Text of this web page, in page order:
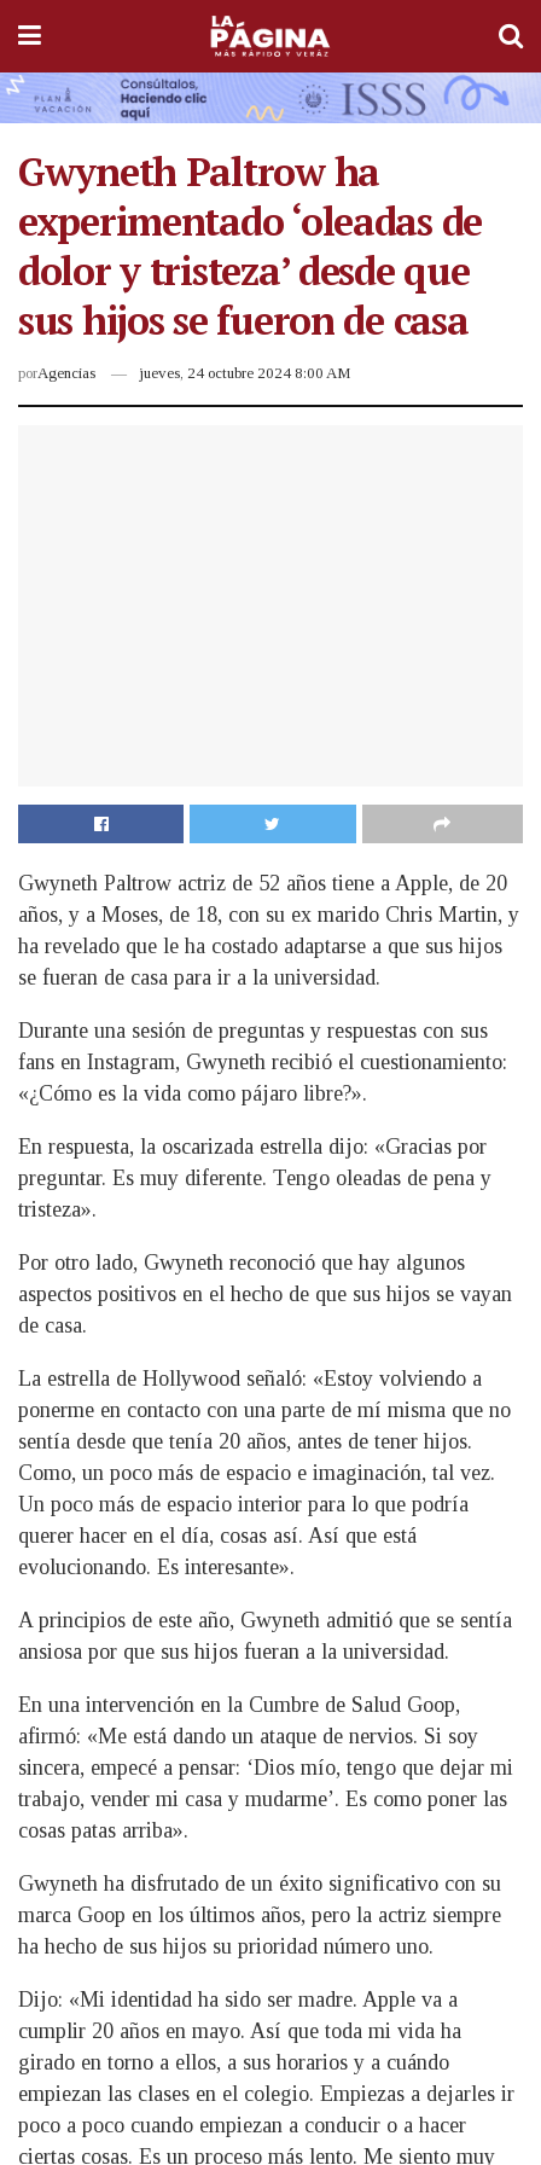
Gwyneth Paltrow ha
experimentado ‘oleadas de
dolor y tristeza’ desde que
sus hijos se fueron de casa
porAgencias jueves, 24 octubre 2024 8:00 AM
Gwyneth Paltrow actriz de 52 años tiene a Apple, de 20
años, y a Moses, de 18, con su ex marido Chris Martin, y
ha revelado que le ha costado adaptarse a que sus hijos
se fueran de casa para ir a la universidad.
Durante una sesión de preguntas y respuestas con sus
fans en Instagram, Gwyneth recibió el cuestionamiento:
«¿Cómo es la vida como pájaro libre?».
En respuesta, la oscarizada estrella dijo: «Gracias por
preguntar. Es muy diferente. Tengo oleadas de pena y
tristeza».
Por otro lado, Gwyneth reconoció que hay algunos
aspectos positivos en el hecho de que sus hijos se vayan
de casa.
La estrella de Hollywood señaló: «Estoy volviendo a
ponerme en contacto con una parte de mí misma que no
sentía desde que tenía 20 años, antes de tener hijos.
Como, un poco más de espacio e imaginación, tal vez.
Un poco más de espacio interior para lo que podría
querer hacer en el día, cosas así. Así que está
evolucionando. Es interesante».
A principios de este año, Gwyneth admitió que se sentía
ansiosa por que sus hijos fueran a la universidad.
En una intervención en la Cumbre de Salud Goop,
afirmó: «Me está dando un ataque de nervios. Si soy
sincera, empecé a pensar: ‘Dios mío, tengo que dejar mi
trabajo, vender mi casa y mudarme’. Es como poner las
cosas patas arriba».
Gwyneth ha disfrutado de un éxito significativo con su
marca Goop en los últimos años, pero la actriz siempre
ha hecho de sus hijos su prioridad número uno.
Dijo: «Mi identidad ha sido ser madre. Apple va a
cumplir 20 años en mayo. Así que toda mi vida ha
girado en torno a ellos, a sus horarios y a cuándo
empiezan las clases en el colegio. Empiezas a dejarles ir
poco a poco cuando empiezan a conducir o a hacer
ciertas cosas. Es un proceso más lento. Me siento muy